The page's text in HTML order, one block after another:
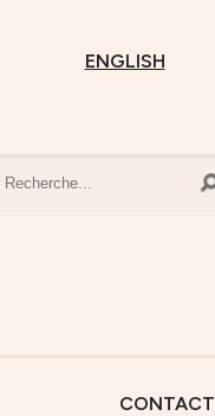
ENGLISH
CONTACT